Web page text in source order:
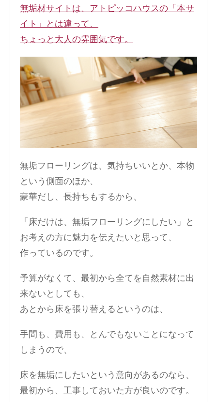
無垢材サイトは、アトピッコハウスの「本サ
イト」とは違って、
ちょっと大人の雰囲気です。
無垢フローリングは、気持ちいいとか、本物
という側面のほか、
豪華だし、長持ちもするから、
「床だけは、無垢フローリングにしたい」と
お考えの方に魅力を伝えたいと思って、
作っているのです。
予算がなくて、最初から全てを自然素材に出
来ないとしても、
あとから床を張り替えるというのは、
手間も、費用も、とんでもないことになって
しまうので、
床を無垢にしたいという意向があるのなら、
最初から、工事しておいた方が良いのです。